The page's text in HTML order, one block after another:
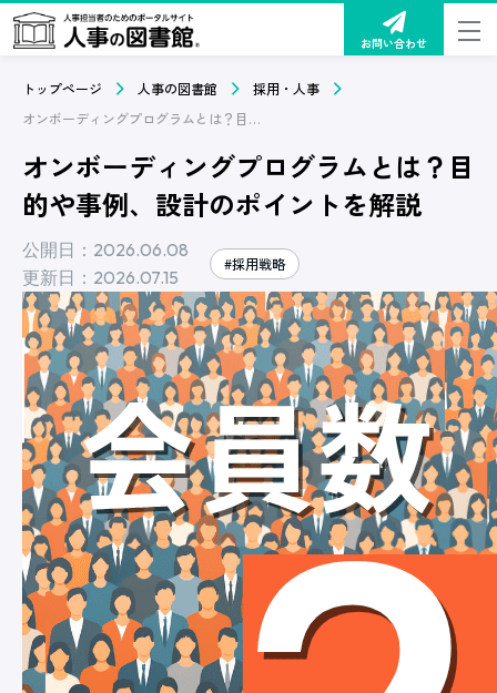
お問い合わせ
トップページ 人事の図書館
採用・人事
オンボーディングプログラムとは？目的や事例、設計のポイントを解説
オンボーディングプログラムとは？目
的や事例、設計のポイントを解説
公開日：2026.06.08
更新日：2026.07.15
#採用戦略